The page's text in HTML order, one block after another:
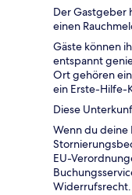
Der Gastgeber
einen
Gäste können
entspannt
Ort gehören
ein Erste-Hilfe-
Diese
Wenn du
EU-
Widerrufsrecht.